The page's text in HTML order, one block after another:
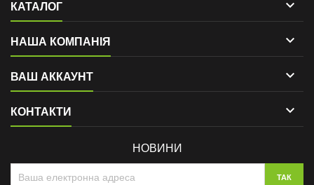
КАТАЛОГ 
НАША КОМПАНІЯ 
ВАШ АККАУНТ 
КОНТАКТИ 
НОВИНИ